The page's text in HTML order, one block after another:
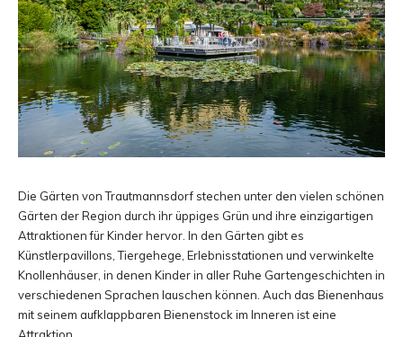
Die Gärten von Trautmannsdorf stechen unter den vielen schönen
Gärten der Region durch ihr üppiges Grün und ihre einzigartigen
Attraktionen für Kinder hervor. In den Gärten gibt es
Künstlerpavillons, Tiergehege, Erlebnisstationen und verwinkelte
Knollenhäuser, in denen Kinder in aller Ruhe Gartengeschichten in
verschiedenen Sprachen lauschen können. Auch das Bienenhaus
mit seinem aufklappbaren Bienenstock im Inneren ist eine
Attraktion.